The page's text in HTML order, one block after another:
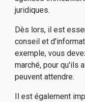
juridiques.
Dès lors, il est
conseil et
exemple, vous
marché, pour qu'ils
peuvent attendre.
Il est également